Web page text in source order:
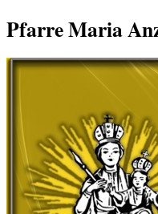
Pfarre Maria